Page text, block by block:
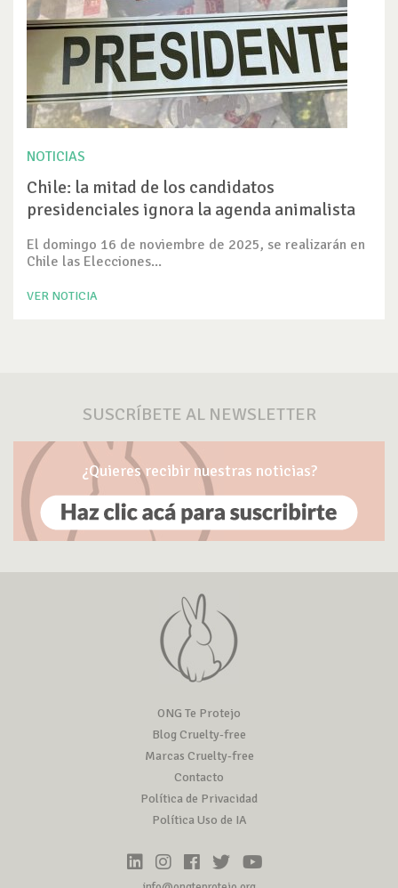
NOTICIAS
Chile: la mitad de los candidatos
presidenciales ignora la agenda animalista
El domingo 16 de noviembre de 2025, se realizarán en
Chile las Elecciones...
VER NOTICIA
SUSCRÍBETE AL NEWSLETTER
¿Quieres recibir nuestras noticias?
ONG Te Protejo
Blog Cruelty-free
Marcas Cruelty-free
Contacto
Política de Privacidad
Política Uso de IA